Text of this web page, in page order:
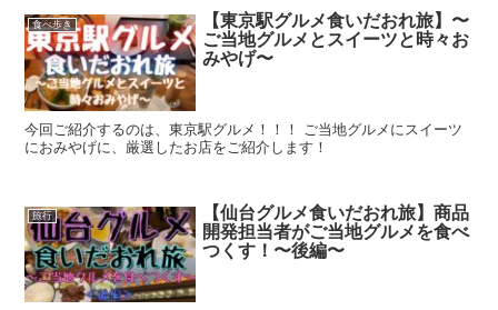
食べ歩き
【東京駅グルメ食いだおれ旅】〜
ご当地グルメとスイーツと時々お
みやげ〜
今回ご紹介するのは、東京駅グルメ！！！ ご当地グルメにスイーツ
におみやげに、厳選したお店をご紹介します！
旅行
【仙台グルメ食いだおれ旅】商品
開発担当者がご当地グルメを食べ
つくす！〜後編〜